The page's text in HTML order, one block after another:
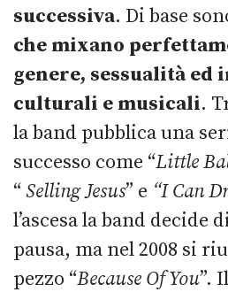
successiva. Di base
che mixano
genere, sessualità ed
culturali e musicali.
la band pubblica una
successo come “Little
“Selling Jesus” e “I Can
l’ascesa la band decide
pausa, ma nel 2008 si
pezzo “Because Of You”.